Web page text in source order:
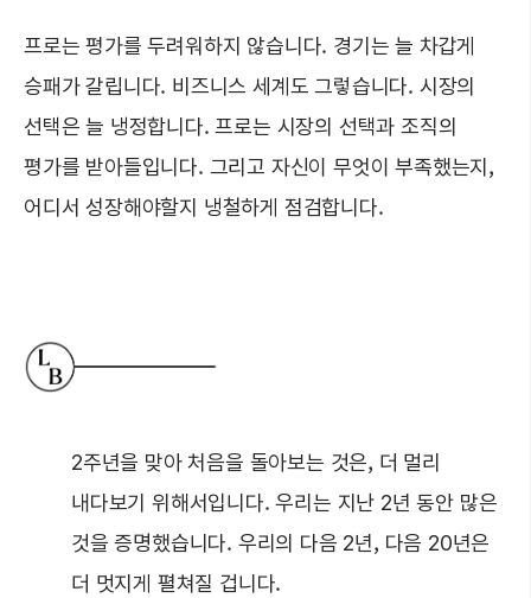
프로는 평가를 두려워하지 않습니다. 경기는 늘 차갑게
승패가 갈립니다. 비즈니스 세계도 그렇습니다. 시장의
선택은 늘 냉정합니다. 프로는 시장의 선택과 조직의
평가를 받아들입니다. 그리고 자신이 무엇이 부족했는지,
어디서 성장해야할지 냉철하게 점검합니다.
2주년을 맞아 처음을 돌아보는 것은, 더 멀리
내다보기 위해서입니다. 우리는 지난 2년 동안 많은
것을 증명했습니다. 우리의 다음 2년, 다음 20년은
더 멋지게 펼쳐질 겁니다.